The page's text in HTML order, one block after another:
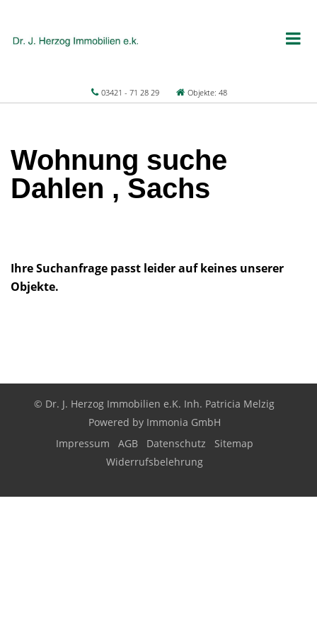
03421 - 71 28 29 Objekte: 48
Wohnung suche
Dahlen , Sachs
Ihre Suchanfrage passt leider auf keines unserer
Objekte.
© Dr. J. Herzog Immobilien e.K. Inh. Patricia Melzig
Powered by Immonia GmbH
Impressum
AGB Datenschutz
Sitemap
Widerrufsbelehrung